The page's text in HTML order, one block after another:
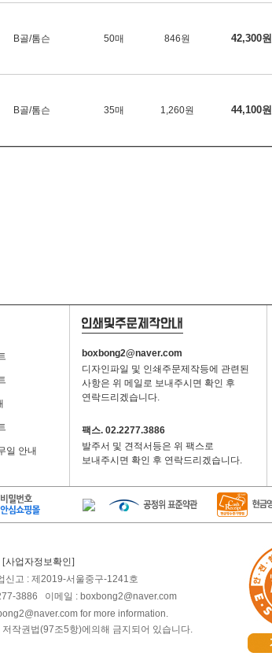
B골/톰슨 50매 846원 42,300원
B골/톰슨 35매 1,260원 44,100원
일 안내
boxbong2@naver.com
디자인파일 및 인쇄주문제작등에 관련된
사항은 위 메일로 보내주시면 확인 후
연락드리겠습니다.
팩스. 02.2277.3886
발주서 및 견적서등은 위 팩스로
보내주시면 확인 후 연락드리겠습니다.
[사업자정보확인]
고 : 제2019-서울중구-1241호
3886 이메일 : boxbong2@naver.com
for more information.
작권법(97조5항)에의해 금지되어 있습니다.